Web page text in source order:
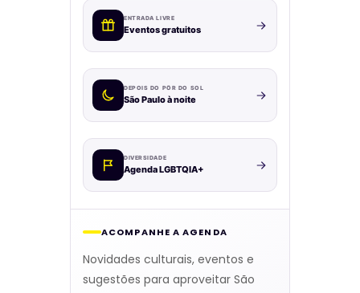
ENTRADA LIVRE
Eventos gratuitos
DEPOIS DO PÔR DO SOL
São Paulo à noite
DIVERSIDADE
Agenda LGBTQIA+
ACOMPANHE A AGENDA
Novidades culturais, eventos e
sugestões para aproveitar São